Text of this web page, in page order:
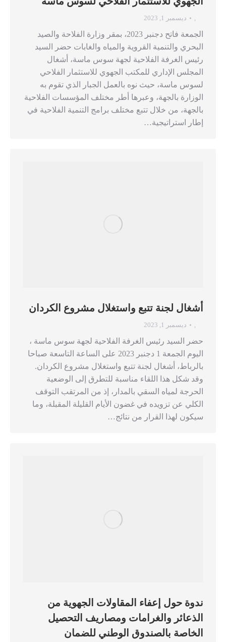
ديسمبر 1, 2023
الجمعة فاتح دجنبر 2023، بمقر وزارة الفلاحة والصيد
البحري والتنمية القروية والمياه والغابات حضر السيد
رئيس الغرفة الفلاحية لجهة سوس ماسة، أشغال
المجلس الإداري للمكتب الجهوي للاستثمار الفلاحي
لسوس ماسة، حيث نوه بالعمل الجبار الذي تقوم به
الوزارة بالجهة، وعبرها أطر مختلف المؤسسات الفلاحية
بالجهة، من خلال تتبع مختلف برامج التنمية الفلاحية في
إطار استراتيجية…
أشغال لجنة تتبع واستغلال مشروع الكردان
, ديسمبر 1, 2023
حضر السيد رئيس الغرفة الفلاحية لجهة سوس ماسة ،
اليوم الجمعة 1 دجنبر 2023 على الساعة التاسعة صباحا
بالرباط، أشغال لجنة تتبع واستغلال مشروع الكردان.
وقد شكل هذا اللقاء مناسبة للتطرق إلى الوضعية
الحرجة لمياه السقي بالمدار، إذ من المرتقب التوقف
الكلي عن تزويده في غضون الأيام القليلة المقبلة، وما
سيكون لهذا القرار من نتائج…
ندوة حول إعفاء المقاولات الجهوية من
الذعائر والغرامات ومصاريف التحصيل
الخاصة بالصندوق الوطني للضمان